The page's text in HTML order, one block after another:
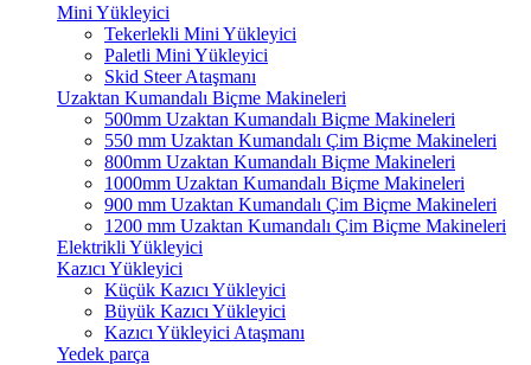
Mini Yükleyici
Tekerlekli Mini Yükleyici
Paletli Mini Yükleyici
Skid Steer Ataşmanı
Uzaktan Kumandalı Biçme Makineleri
500mm Uzaktan Kumandalı Biçme Makineleri
550 mm Uzaktan Kumandalı Çim Biçme Makineleri
800mm Uzaktan Kumandalı Biçme Makineleri
1000mm Uzaktan Kumandalı Biçme Makineleri
900 mm Uzaktan Kumandalı Çim Biçme Makineleri
1200 mm Uzaktan Kumandalı Çim Biçme Makineleri
Elektrikli Yükleyici
Kazıcı Yükleyici
Küçük Kazıcı Yükleyici
Büyük Kazıcı Yükleyici
Kazıcı Yükleyici Ataşmanı
Yedek parça